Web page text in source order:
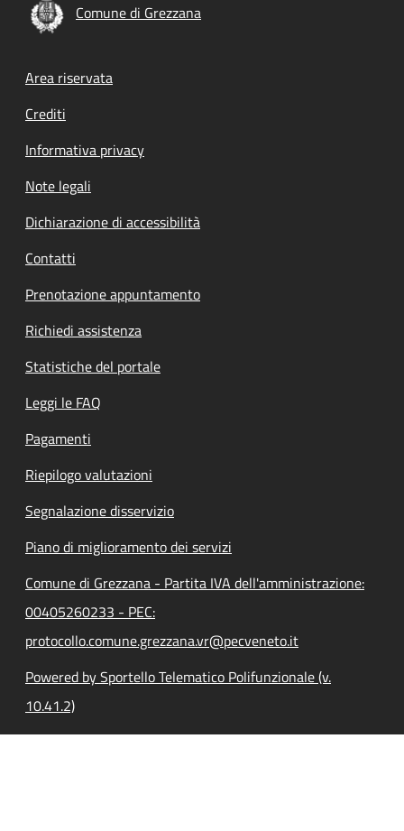
Comune di Grezzana
Footer menu
Area riservata
Crediti
Informativa privacy
Note legali
Dichiarazione di accessibilità
Contatti
Prenotazione appuntamento
Richiedi assistenza
Statistiche del portale
Leggi le FAQ
Pagamenti
Riepilogo valutazioni
Segnalazione disservizio
Piano di miglioramento dei servizi
Comune di Grezzana - Partita IVA dell'amministrazione:
00405260233 - PEC:
protocollo.comune.grezzana.vr@pecveneto.it
Powered by Sportello Telematico Polifunzionale (v.
10.41.2)